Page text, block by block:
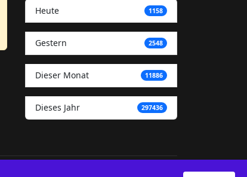
Heute 1158
Gestern 2548
Dieser Monat 11886
Dieses Jahr 297436